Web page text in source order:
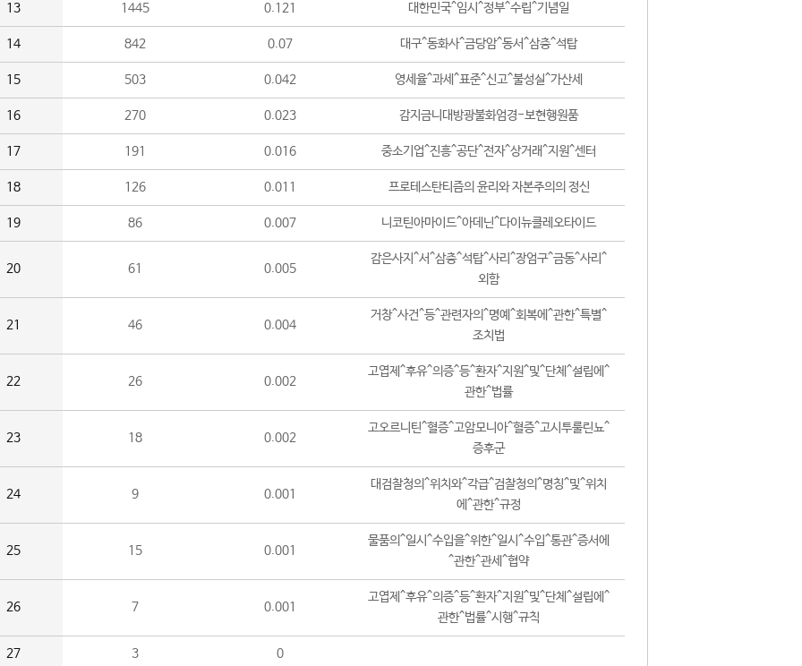
13 1445 0.121 대한민국^임시^정부^수립^기념일
14 842 0.07 대구^동화사^금당암^동서^삼층^석탑
15 503 0.042 영세율^과세^표준^신고^불성실^가산세
16 270 0.023 감지금니대방광불화엄경-보현행원품
17 191 0.016 중소기업^진흥^공단^전자^상거래^지원^센터
18 126 0.011 프로테스탄티즘의 윤리와 자본주의의 정신
19 86 0.007 니코틴아마이드^아데닌^다이뉴클레오타이드
20 61 0.005
감은사지^서^삼층^석탑^사리^장엄구^금동^사리^
외함
21 46 0.004
거창^사건^등^관련자의^명예^회복에^관한^특별^
조치법
22 26 0.002
고엽제^후유^의증^등^환자^지원^및^단체^설립에^
관한^법률
23 18 0.002
고오르니틴^혈증^고암모니아^혈증^고시투룰린뇨^
증후군
24 9 0.001
대검찰청의^위치와^각급^검찰청의^명칭^및^위치
에^관한^규정
25 15 0.001
물품의^일시^수입을^위한^일시^수입^통관^증서에
^관한^관세^협약
26 7 0.001
고엽제^후유^의증^등^환자^지원^및^단체^설립에^
관한^법률^시행^규칙
27 3 0